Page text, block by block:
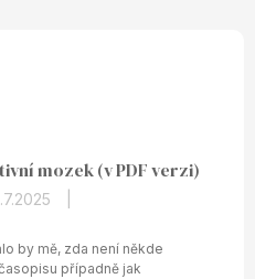
mozek (v PDF verzi)
by mě, zda není někde
případně jak